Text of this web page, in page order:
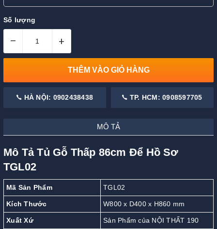
Số lượng
– +
THÊM VÀO GIỎ HÀNG
HÀ NỘI: 0902438438 TP. HCM: 0908597705
MÔ TẢ
Mô Tả Tủ Gỗ Thấp 86cm Để Hồ Sơ
TGL02
Mã Sản Phẩm TGL02
Kích Thước W800 x D400 x H860 mm
Xuất Xứ Sản Phẩm của NỘI THẤT 190